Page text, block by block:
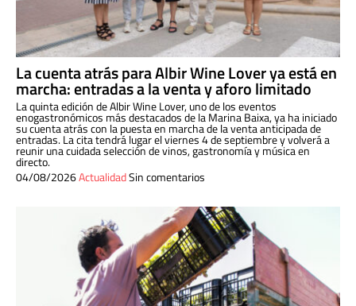
La cuenta atrás para Albir Wine Lover ya está en
marcha: entradas a la venta y aforo limitado
La quinta edición de Albir Wine Lover, uno de los eventos
enogastronómicos más destacados de la Marina Baixa, ya ha iniciado
su cuenta atrás con la puesta en marcha de la venta anticipada de
entradas. La cita tendrá lugar el viernes 4 de septiembre y volverá a
reunir una cuidada selección de vinos, gastronomía y música en
directo.
04/08/2026ActualidadSin comentarios